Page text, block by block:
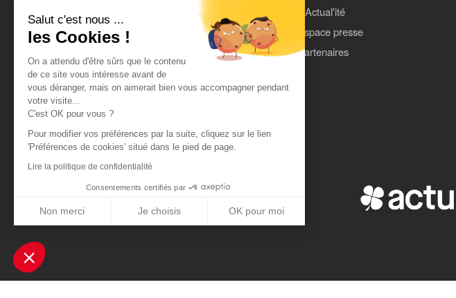
Salut c'est nous ...
les Cookies !
On a attendu d'être sûrs que le contenu
de ce site vous intéresse avant de
vous déranger, mais on aimerait bien vous accompagner pendant
votre visite...
C'est OK pour vous ?
Pour modifier vos préférences par la suite, cliquez sur le lien
'Préférences de cookies' situé dans le pied de page.
Lire la politique de confidentialité
Consentements certifiés par
Non merci Je choisis OK pour moi
Notre plateforme vous permet d'adapter et de gérer vos paramètres de confidentialité, en
On parle de nous
CGU
Données personnelles
L'Actual'ité
Espace presse
Partenaires